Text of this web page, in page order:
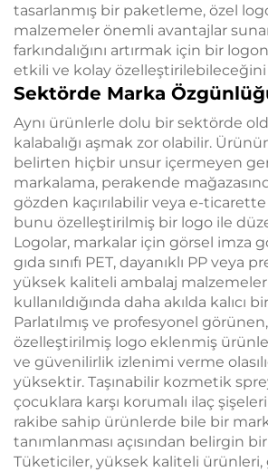
tasarlanmış bir paketleme, özel
malzemeler önemli avantajlar
farkındalığını artırmak için bir
etkili ve kolay
Sektörde Marka
Aynı ürünlerle dolu bir sektörde
kalabalığı aşmak zor olabilir.
belirten hiçbir unsur içermeyen
markalama, perakende
gözden kaçırılabilir veya e-
bunu özelleştirilmiş bir logo ile
Logolar, markalar için görsel imza
gıda sınıfı PET, dayanıklı PP veya
yüksek kaliteli ambalaj
kullanıldığında daha akılda kalıcı
Parlatılmış ve profesyonel
özelleştirilmiş logo eklenmiş
ve güvenilirlik izlenimi verme
yüksektir. Taşınabilir kozmetik
çocuklara karşı korumalı ilaç
rakibe sahip ürünlerde bile bir
tanımlanması açısından belirgin
Tüketiciler, yüksek kaliteli ürünleri,